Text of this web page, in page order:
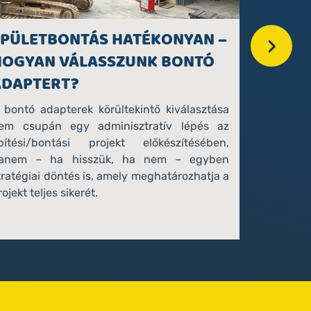
HATÉKONYAN –
VÁLASSZUNK BONTÓ
bontó adapterek körültekintő kiválasztása
csupán egy adminisztratív lépés az
bontási projekt előkészítésében,
– ha hisszük, ha nem – egyben
döntés is, amely meghatározhatja a
teljes sikerét.
›